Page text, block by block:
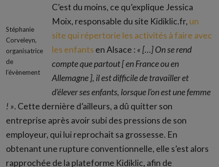
Stéphanie
Corveleyn,
organisatrice
de
l’évènement
C’est du moins, ce qu’explique Jessica
Moix, responsable du site Kidiklic.fr, un
site qui répertorie les activités à faire avec
les enfants en Alsace : « […] On se rend
compte que partout [ en France ou en
Allemagne ], il est difficile de travailler et
d’élever ses enfants, lorsque l’on est une femme
! ». Cette dernière d’ailleurs, a dû quitter son
entreprise après avoir subi des pressions de son
employeur, qui lui reprochait sa grossesse. En
obtenant une rupture conventionnelle, elle s’est alors
rapprochée de la plateforme Kidiklic, afin de